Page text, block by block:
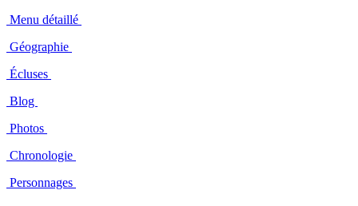
Menu détaillé
Géographie
Écluses
Blog
Photos
Chronologie
Personnages